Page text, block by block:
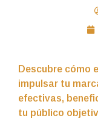
Descubre cómo
impulsar tu
efectivas,
tu público